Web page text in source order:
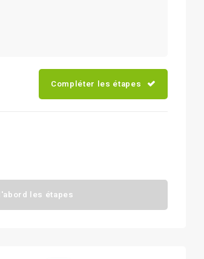
Compléter les étapes
les étapes